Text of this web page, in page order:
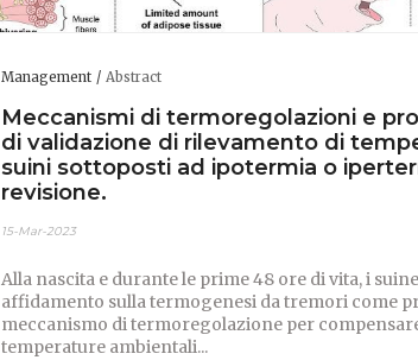
Management Abstract
Meccanismi di termoregolazioni e
di validazione di rilevamento di
suini sottoposti ad ipotermia o
revisione.
15-Mar-2023
Alla nascita e durante le prime 48 ore di vita, i
affidamento sulla termogenesi da tremori come
meccanismo di termoregolazione per
temperature ambientali...